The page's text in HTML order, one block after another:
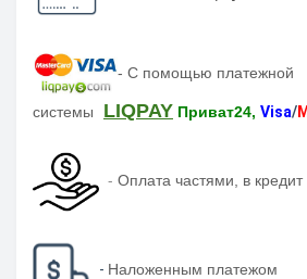
- С помощью платежной
системы LIQPAY Приват24, Visa/
- Оплата частями, в кредит
- Наложенным платежом